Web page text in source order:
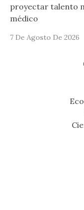
proyectar talento
médico
7 De Agosto De 2026